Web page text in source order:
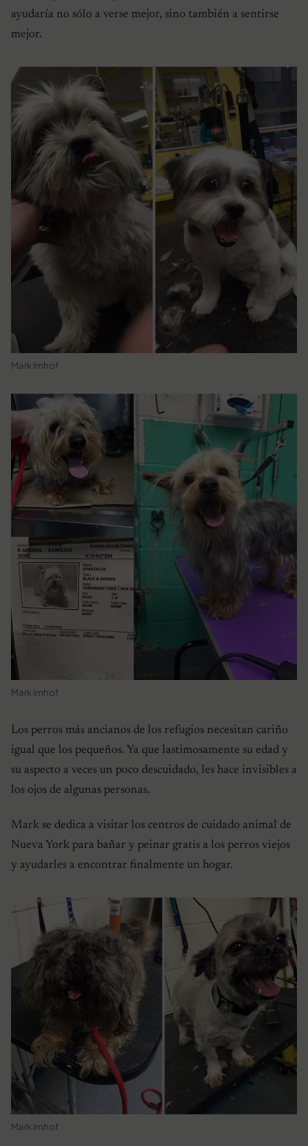
ayudaría no sólo a verse mejor, sino también a sentirse
mejor.
Mark Imhof
Mark Imhof
Los perros más ancianos de los refugios necesitan cariño
igual que los pequeños. Ya que lastimosamente su edad y
su aspecto a veces un poco descuidado, les hace invisibles a
los ojos de algunas personas.
Mark se dedica a visitar los centros de cuidado animal de
Nueva York para bañar y peinar gratis a los perros viejos
y ayudarles a encontrar finalmente un hogar.
Mark Imhof